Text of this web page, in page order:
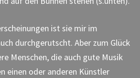
ist sie mir im
durchgerutscht. Aber zum Glück
Menschen, die auch gute Musik
einen oder anderen Künstler